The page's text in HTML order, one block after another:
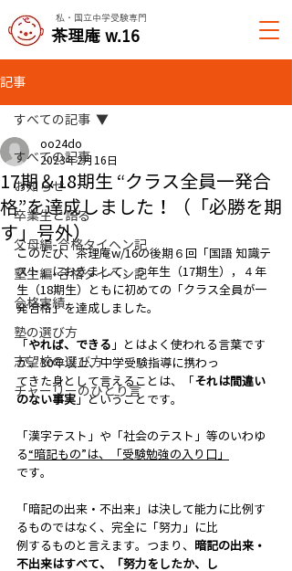
私・国立中学受験専門
​茶理庵 w.16
記事
すべての記事
お知らせ
卒業生と語る
父母編-合格タイヘン記
塾生編-合格タイヘン記
合格実績
塾の選び方
志望校の選び方
チャーリーのひとり言
すべての記事
17期＆18期生 “クラス全員一発合
格”を達成しました！（「必勝を期
す」号外）
oo24do
2023年2月16日
このたび、茶理庵w/16の後期６回「国語 知識テ
スト」におきまして、５年生（17期生），４年
生（18期生）ともに初めての「クラス全員が一
発合格」を達成しました。
「 やれば、できる 」とはよく使われる言葉です
が、30年以上、中学受験指導に携わっ
てきた身として言えることは、「 それは間違い
のない事実 」ということです。
「漢字テスト」や「社会のテスト」等のいわゆ
る“暗記もの”は、「受験勉強の入り口」
です。
「暗記の出来・不出来」は決して能力に比例す
るものではなく、完全に「努力」に比
例するものと言えます。つまり、
暗記の出来・
不出来はすべて、「努力をしたか、し